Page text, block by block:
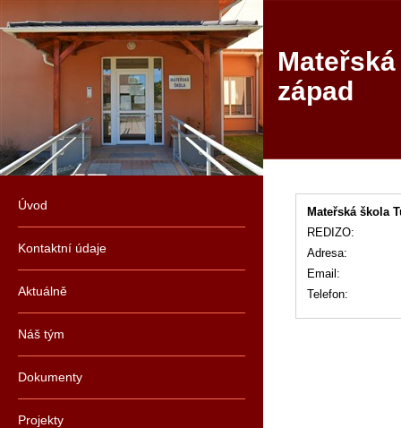
západ
Úvod
Kontaktní údaje
Aktuálně
Náš tým
Dokumenty
Projekty
Mateřská škola
REDIZO:
Adresa:
Email:
Telefon: